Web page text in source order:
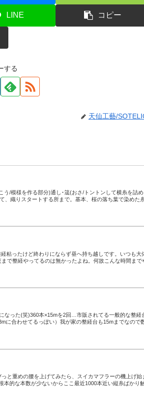
LINE コピー
する
天仙工藝/
/模様を作る部分)通し･筬(おさ/トントンして横糸を詰め
、織りスタートする所まで。基本、桜の落ち葉で染めた
粘ったけど終わりにならず昼へ持ち越しです。いつも大
で整経やってるのは無かったよね。何故こんな時間まで
なった(笑)360本×15mを2回…市販されてる一般的な整経
に合わせてるっぽい）我が家の整経台も15mまでなので
と重めの腰を上げてみたら、スイカマフラーの機上げ始
的な本数が少ないからここ最近1000本近い縦糸ばかり